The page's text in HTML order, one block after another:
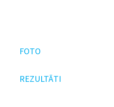
FOTO
REZULTĀTI